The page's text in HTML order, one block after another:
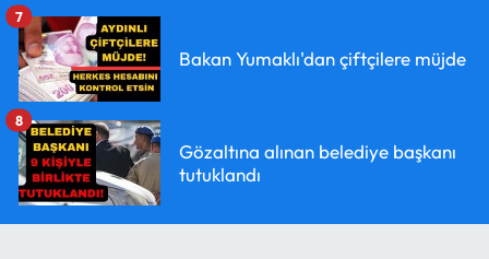
Bakan Yumaklı'dan çiftçilere müjde
7
Gözaltına alınan belediye başkanı
tutuklandı
8